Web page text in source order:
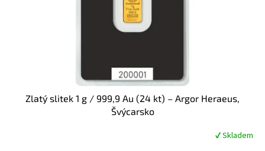
Zlatý slitek 1 g / 999,9 Au (24 kt) – Argor Heraeus,
Švýcarsko
✔ Skladem